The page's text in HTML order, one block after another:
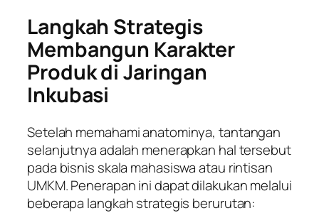
Langkah Strategis
Membangun Karakter
Produk di Jaringan
Inkubasi
Setelah memahami anatominya, tantangan
selanjutnya adalah menerapkan hal tersebut
pada bisnis skala mahasiswa atau rintisan
UMKM. Penerapan ini dapat dilakukan melalui
beberapa langkah strategis berurutan: